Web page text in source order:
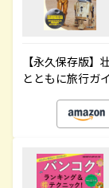
【永久保存版
とともに旅行ガ